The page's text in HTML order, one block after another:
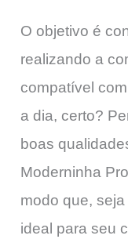
O objetivo é
realizando a
compatível
a dia, certo?
boas
Moderninha
modo que,
ideal para seu